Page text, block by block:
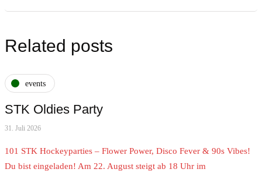
Related posts
events
STK Oldies Party
31. Juli 2026
101 STK Hockeyparties – Flower Power, Disco Fever & 90s Vibes!
Du bist eingeladen! Am 22. August steigt ab 18 Uhr im